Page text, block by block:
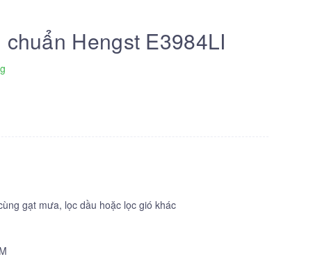
Hengst E3984LI
gạt mưa, lọc dầu hoặc lọc gió khác